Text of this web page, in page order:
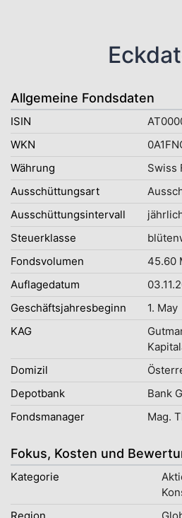
Allgemeine Fondsdaten
ISIN
WKN
Währung
Swiss
Ausschüttungsart
Ausschüttungsintervall
Steuerklasse
Fondsvolumen
45.60
Auflagedatum
Geschäftsjahresbeginn
1. May
KAG
Domizil
Depotbank
Bank
Fondsmanager
Mag.
Fokus, Kosten und
Kategorie